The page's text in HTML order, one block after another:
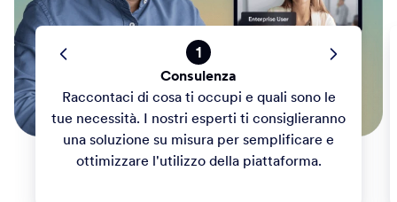
1
Consulenza
Raccontaci di cosa ti occupi e quali sono le
tue necessità. I nostri esperti ti consiglieranno
una soluzione su misura per semplificare e
ottimizzare l'utilizzo della piattaforma.